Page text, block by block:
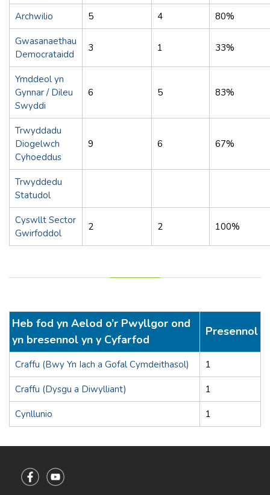
Archwilio 5 4 80%
Gwasanaethau
Democrataidd
3 1 33%
Ymddeol yn
Gynnar / Dileu
Swyddi
6 5 83%
Trwyddadu
Diogelwch
Cyhoeddus
9 6 67%
Trwyddedu
Statudol
Cyswllt Sector
Gwirfoddol
2 2 100%
Heb fod yn Aelod o’r Pwyllgor ond
yn bresennol yn y Cyfarfod
Presennol
Craffu (Bwy Yn Iach a Gofal Cymdeithasol) 1
Craffu (Dysgu a Diwylliant) 1
Cynllunio 1